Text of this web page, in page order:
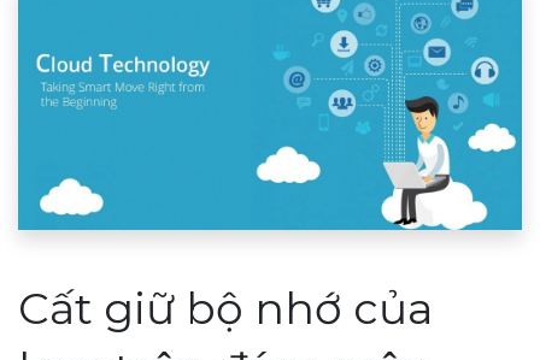
Cất giữ bộ nhớ của